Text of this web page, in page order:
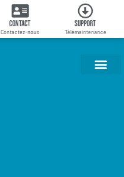
Contact
Contactez-nous
Support
Télémaintenance